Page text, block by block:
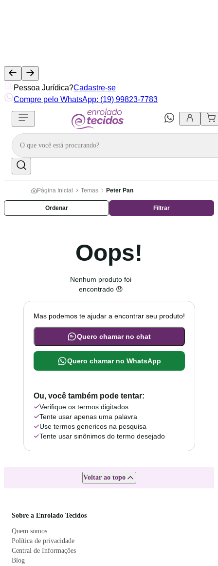
Pessoa Jurídica?Cadastre-se
Compre pelo WhatsApp: (19) 99823-7783
Página Inicial Temas Peter Pan
Ordenar Filtrar
Oops!
Nenhum produto foi
encontrado 😞
Mas podemos te ajudar a encontrar seu produto!
Quero chamar no chat
Quero chamar no WhatsApp
Ou, você também pode tentar:
Verifique os termos digitados
Tente usar apenas uma palavra
Use termos genericos na pesquisa
Tente usar sinônimos do termo desejado
Voltar ao topo
Sobre a Enrolado Tecidos
Quem somos
Política de privacidade
Central de Informações
Blog